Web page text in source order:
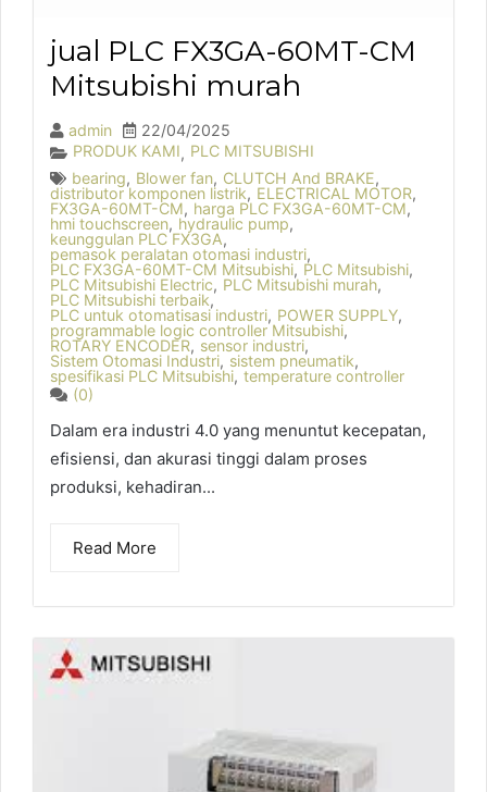
jual PLC FX3GA-60MT-CM
Mitsubishi murah
admin
22/04/2025
PRODUK KAMI, PLC MITSUBISHI
bearing, Blower fan, CLUTCH And BRAKE,
distributor komponen listrik, ELECTRICAL MOTOR,
FX3GA-60MT-CM, harga PLC FX3GA-60MT-CM,
hmi touchscreen, hydraulic pump,
keunggulan PLC FX3GA,
pemasok peralatan otomasi industri,
PLC FX3GA-60MT-CM Mitsubishi, PLC Mitsubishi,
PLC Mitsubishi Electric, PLC Mitsubishi murah,
PLC Mitsubishi terbaik,
PLC untuk otomatisasi industri, POWER SUPPLY,
programmable logic controller Mitsubishi,
ROTARY ENCODER, sensor industri,
Sistem Otomasi Industri, sistem pneumatik,
spesifikasi PLC Mitsubishi, temperature controller
(0)
Dalam era industri 4.0 yang menuntut kecepatan,
efisiensi, dan akurasi tinggi dalam proses
produksi, kehadiran...
Read More